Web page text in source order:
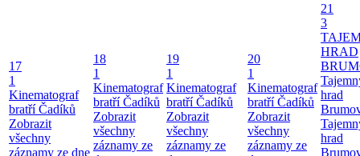
17
1
Kinematograf
bratří Čadíků
Zobrazit
všechny
záznamy ze dne
18
1
Kinematograf
bratří Čadíků
Zobrazit
všechny
záznamy ze
19
1
Kinematograf
bratří Čadíků
Zobrazit
všechny
záznamy ze
20
1
Kinematograf
bratří Čadíků
Zobrazit
všechny
záznamy ze
21
3
HRAD
hrad
hrad